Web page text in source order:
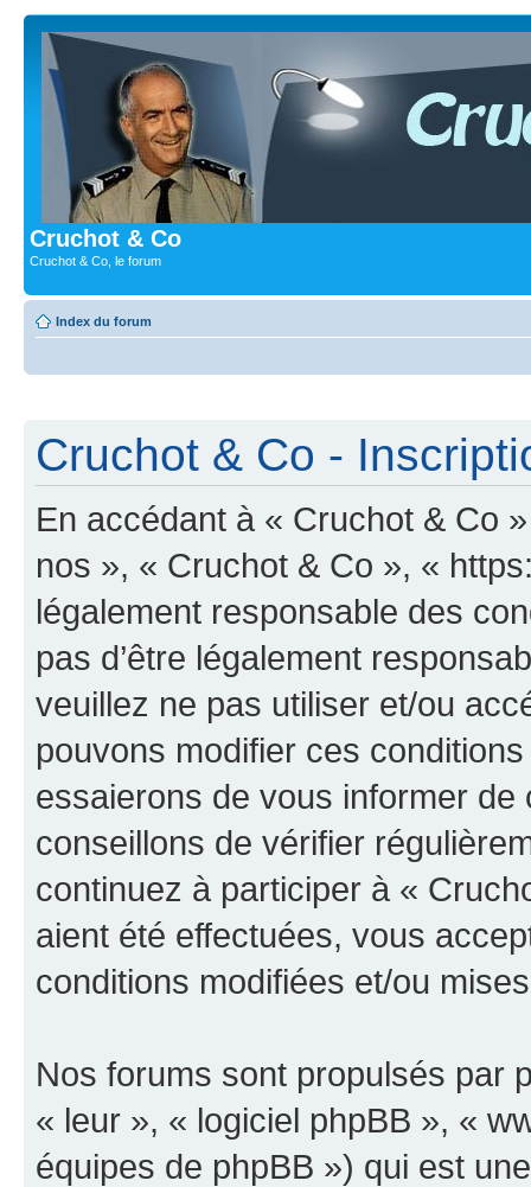
Cruchot & Co
Cruchot & Co, le forum
Index du forum
Cruchot & Co -
En accédant à « Cruchot & Co
nos », « Cruchot & Co », «
légalement responsable des
pas d’être légalement
veuillez ne pas utiliser et/ou
pouvons modifier ces
essaierons de vous informer
conseillons de vérifier
continuez à participer à «
aient été effectuées, vous
conditions modifiées et/ou
Nos forums sont propulsés par
« leur », « logiciel phpBB », «
équipes de phpBB ») qui est